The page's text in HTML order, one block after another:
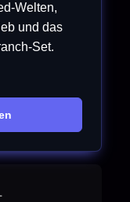
Welten,
und das
Set.